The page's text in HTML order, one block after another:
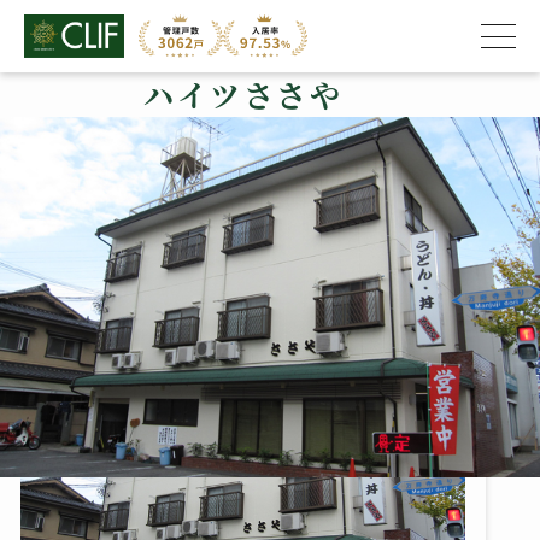
ハイツささや
株式会社クライフ >管理物件の紹介>右京区>ハイツささや
ハイツささや